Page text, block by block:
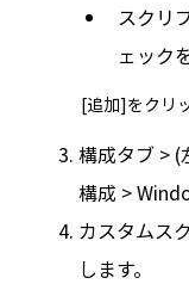
スクリ
ェック
[追加]をクリ
構成タブ >
構成 >
カスタムス
します。